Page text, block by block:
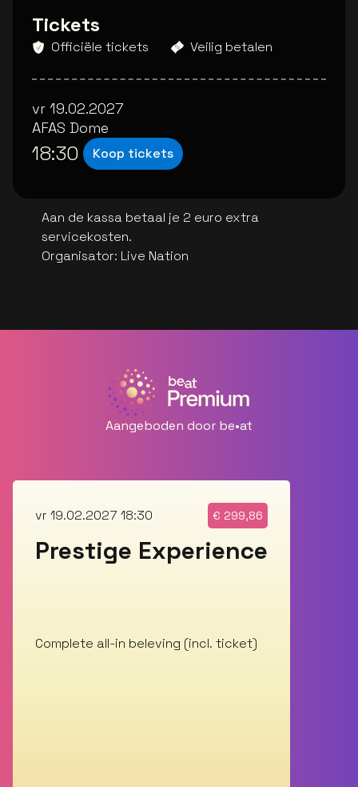
Tickets
Officiële tickets Veilig betalen
vr 19.02.2027
AFAS Dome
18:30 Koop tickets
Aan de kassa betaal je 2 euro extra
servicekosten.
Organisator: Live Nation
Aangeboden door be•at
vr 19.02.2027 18:30 € 299,86
Prestige Experience
Complete all-in beleving (incl. ticket)